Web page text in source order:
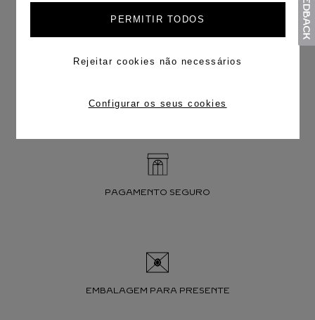
PERMITIR TODOS
Rejeitar cookies não necessários
Configurar os seus cookies
PAGAMENTO SEGURO
EMBALAGEM PARA PRESENTE